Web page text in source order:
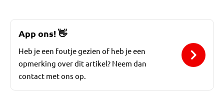
App ons!👋
Heb je een foutje gezien of heb je een
opmerking over dit artikel? Neem dan
contact met ons op.